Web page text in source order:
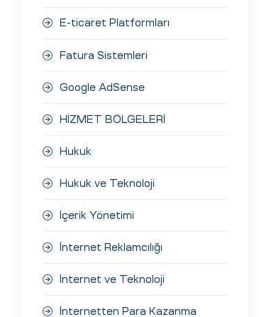
E-ticaret Platformları
Fatura Sistemleri
Google AdSense
HİZMET BÖLGELERİ
Hukuk
Hukuk ve Teknoloji
İçerik Yönetimi
İnternet Reklamcılığı
İnternet ve Teknoloji
İnternetten Para Kazanma